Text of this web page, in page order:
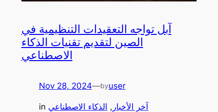
آبل تواجه التعقيدات التنظيمية في
الصين لتقديم تقنيات الذكاء
الاصطناعي
Nov 28, 2024—byuser
in آخر الأخبار , الذكاء الاصطناعي